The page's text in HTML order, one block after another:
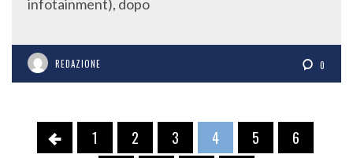
infotainment), dopo
REDAZIONE 0
1 2 3 4 5
6